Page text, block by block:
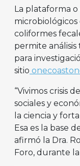
La plataforma
coliformes
permite análisis
para
sitio
“Vivimos crisis
sociales y
la ciencia y
Esa es la base
afirmó la Dra.
Foro, durante